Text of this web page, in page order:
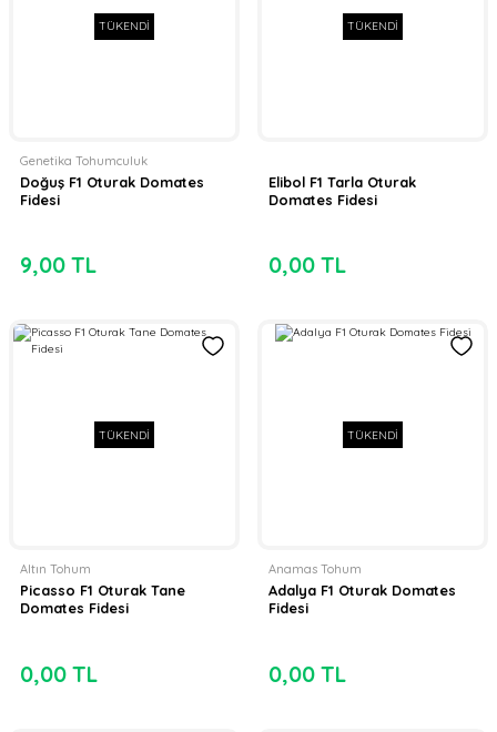
TÜKENDİ
Genetika Tohumculuk
Doğuş F1 Oturak Domates
Fidesi
9,00 TL
TÜKENDİ
Elibol F1 Tarla Oturak
Domates Fidesi
0,00 TL
TÜKENDİ
Altın Tohum
Picasso F1 Oturak Tane
Domates Fidesi
0,00 TL
TÜKENDİ
Anamas Tohum
Adalya F1 Oturak Domates
Fidesi
0,00 TL